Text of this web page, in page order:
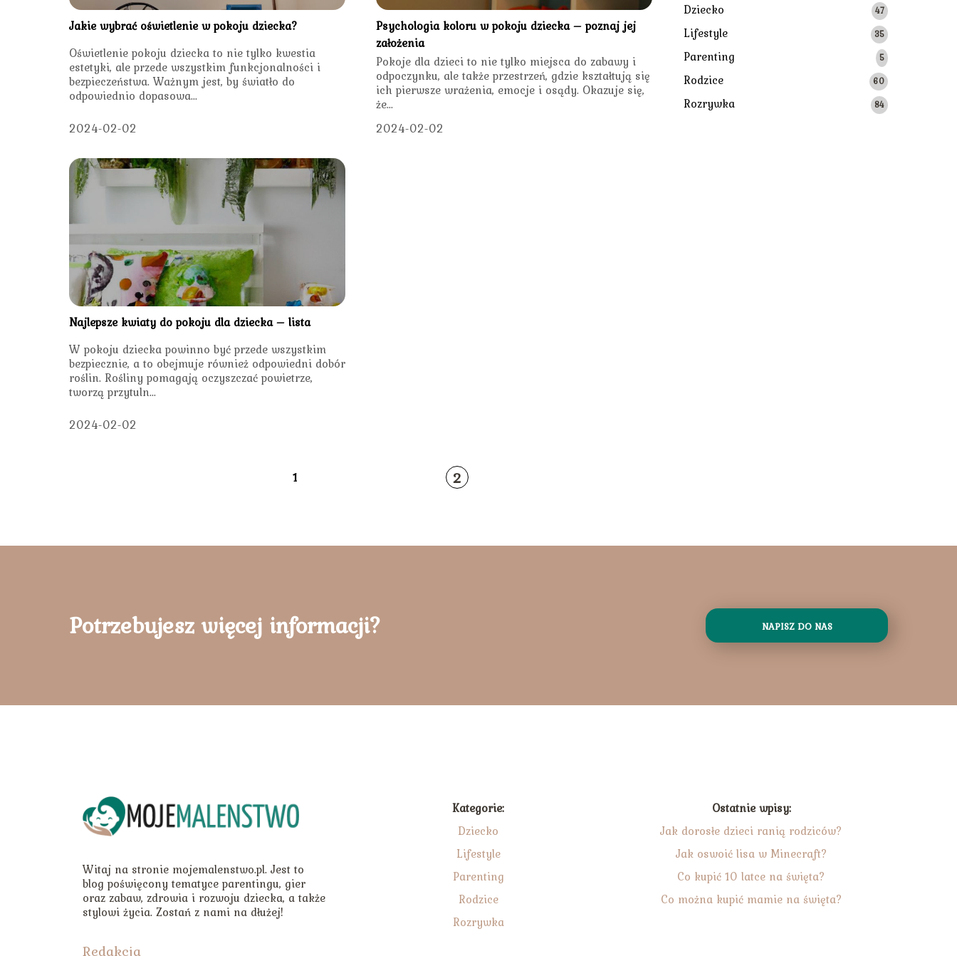
Jakie wybrać oświetlenie w pokoju dziecka?
Oświetlenie pokoju dziecka to nie tylko kwestia
estetyki, ale przede wszystkim funkcjonalności i
bezpieczeństwa. Ważnym jest, by światło do
odpowiednio dopasowa...
2024-02-02
Psychologia koloru w pokoju dziecka – poznaj jej
założenia
Pokoje dla dzieci to nie tylko miejsca do zabawy i
odpoczynku, ale także przestrzeń, gdzie kształtują się
ich pierwsze wrażenia, emocje i osądy. Okazuje się,
że...
2024-02-02
Najlepsze kwiaty do pokoju dla dziecka – lista
W pokoju dziecka powinno być przede wszystkim
bezpiecznie, a to obejmuje również odpowiedni dobór
roślin. Rośliny pomagają oczyszczać powietrze,
tworzą przytuln...
2024-02-02
1 2
Dziecko 47
Lifestyle 35
Parenting 5
Rodzice 60
Rozrywka 84
Potrzebujesz więcej informacji? NAPISZ DO NAS
Witaj na stronie mojemalenstwo.pl. Jest to
blog poświęcony tematyce parentingu, gier
oraz zabaw, zdrowia i rozwoju dziecka, a także
stylowi życia. Zostań z nami na dłużej!
Redakcja
Kategorie:
Dziecko
Lifestyle
Parenting
Rodzice
Rozrywka
Ostatnie wpisy:
Jak dorosłe dzieci ranią rodziców?
Jak oswoić lisa w Minecraft?
Co kupić 10 latce na święta?
Co można kupić mamie na święta?